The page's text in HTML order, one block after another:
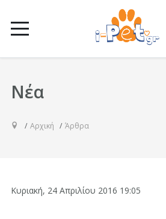
Νέα
Αρχική Άρθρα
Κυριακή, 24 Απριλίου 2016 19:05